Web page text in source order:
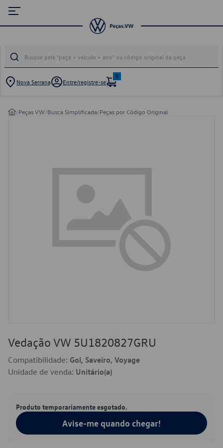
Nova Serrana Entre/registre-se
0
/Peças VW/Busca Simplificada/Peças por Código Original
Vedação VW 5U1820827GRU
Compatibilidade: Gol, Saveiro, Voyage
Unidade de venda: Unitário(a)
Produto temporariamente esgotado.
Avise-me quando chegar!